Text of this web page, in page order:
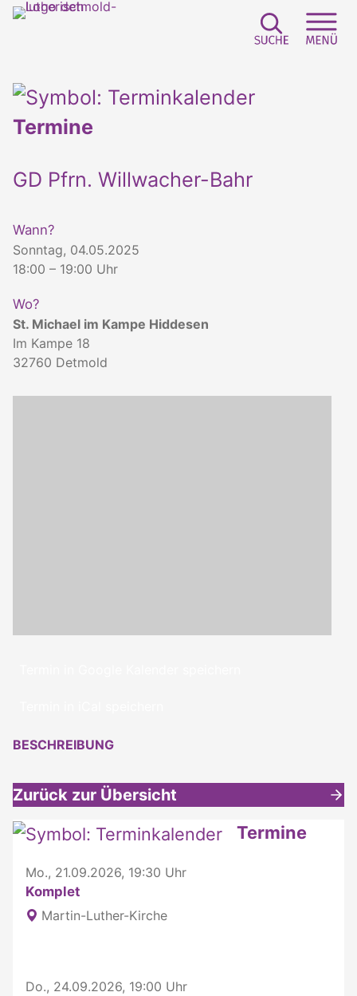
Termine
GD Pfrn. Willwacher-Bahr
Wann?
Sonntag, 04.05.2025
18:00 – 19:00 Uhr
Wo?
St. Michael im Kampe Hiddesen
Im Kampe 18
32760 Detmold
BESCHREIBUNG
Zurück zur Übersicht
Weitere interessante Inhalte Termine
Mo., 21.09.2026, 19:30 Uhr
Komplet
Martin-Luther-Kirche
Do., 24.09.2026, 19:00 Uhr